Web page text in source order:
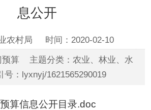
息公开
农村局 时间：2020-02-10
预算 主题分类：农业、林业、水
：lyxnyj/1621565290019
算信息公开目录.doc